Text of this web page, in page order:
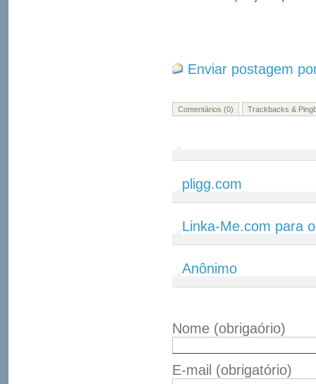
Enviar postagem
Comentários (0) Trackbacks &
pligg.com
Linka-Me.com para
Anônimo
Nome (obrigaório)
E-mail (obrigatório)